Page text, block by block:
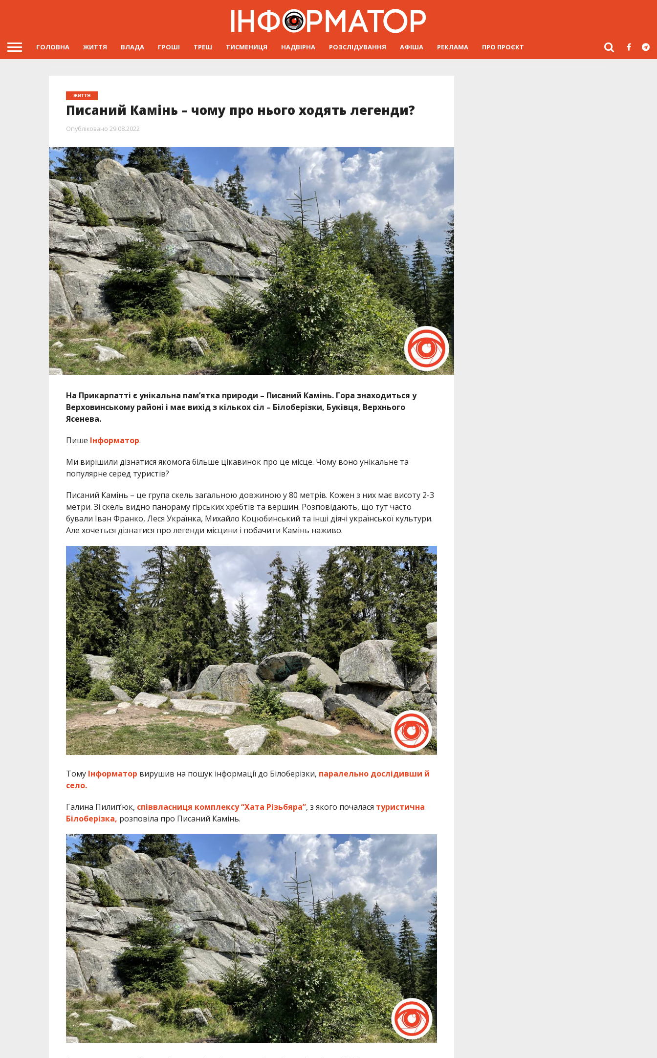
ГОЛОВНА ЖИТТЯ ВЛАДА ГРОШІ ТРЕШ ТИСМЕНИЦЯ НАДВІРНА РОЗСЛІДУВАННЯ АФІША РЕКЛАМА ПРО ПРОЄКТ
ЖИТТЯ
Писаний Камінь – чому про нього ходять легенди?
Опубліковано 29.08.2022
На Прикарпатті є унікальна пам’ятка природи – Писаний Камінь. Гора знаходиться у
Верховинському районі і має вихід з кількох сіл – Білоберізки, Буківця, Верхнього
Ясенева.
Пише Інформатор.
Ми вирішили дізнатися якомога більше цікавинок про це місце. Чому воно унікальне та
популярне серед туристів?
Писаний Камінь – це група скель загальною довжиною у 80 метрів. Кожен з них має висоту 2-3
метри. Зі скель видно панораму гірських хребтів та вершин. Розповідають, що тут часто
бували Іван Франко, Леся Українка, Михайло Коцюбинський та інші діячі української культури.
Але хочеться дізнатися про легенди місцини і побачити Камінь наживо.
Тому Інформатор вирушив на пошук інформації до Білоберізки, паралельно дослідивши й
село.
Галина Пилип’юк, співвласниця комплексу “Хата Різьбяра”, з якого почалася туристична
Білоберізка, розповіла про Писаний Камінь.